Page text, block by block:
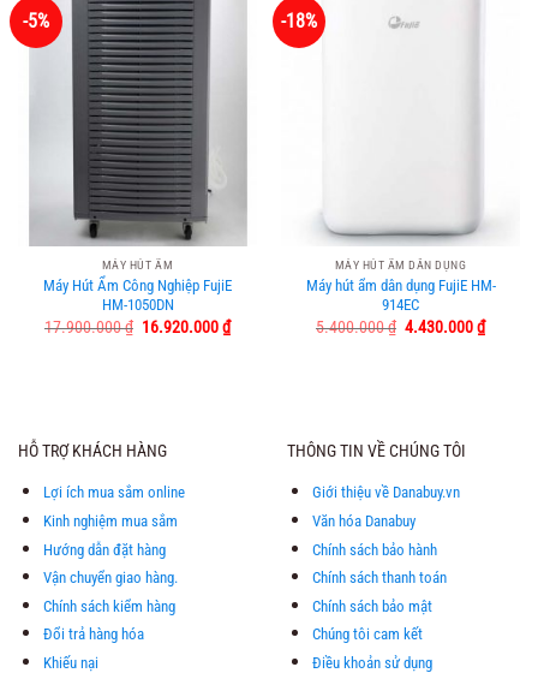
-5%
MÁY HÚT ẨM
Máy Hút Ẩm Công Nghiệp FujiE
HM-1050DN
17.900.000₫ Giá
16.920.000₫Giá
hiện
-18%
MÁY HÚT ẨM DÂN DỤNG
Máy hút ẩm dân dụng FujiE HM-
914EC
5.400.000₫ Giá
4.430.000₫Giá
hiện
HỖ TRỢ KHÁCH HÀNG
Lợi ích mua sắm online
Kinh nghiệm mua sắm
Hướng dẫn đặt hàng
Vận chuyển giao hàng.
Chính sách kiểm hàng
Đổi trả hàng hóa
Khiếu nại
THÔNG TIN VỀ CHÚNG TÔI
Giới thiệu về Danabuy.vn
Văn hóa Danabuy
Chính sách bảo hành
Chính sách thanh toán
Chính sách bảo mật
Chúng tôi cam kết
Điều khoản sử dụng